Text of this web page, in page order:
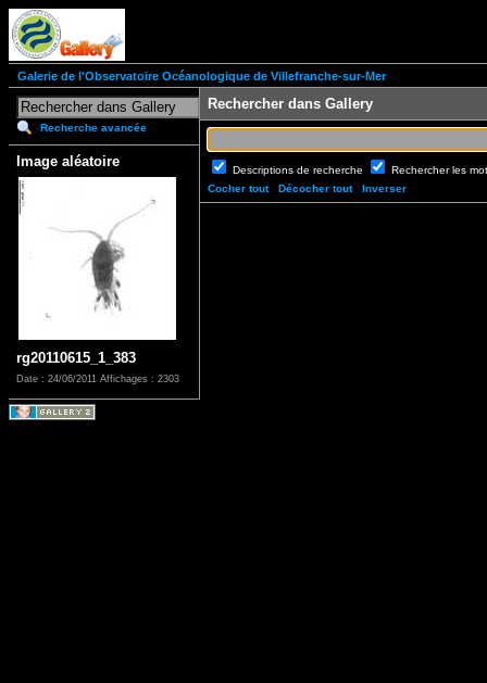
Galerie de l'Observatoire Océanologique de Villefranche-sur-Mer
Recherche avancée
Image aléatoire
rg20110615_1_383
Date : 24/06/2011 Affichages : 2303
Rechercher dans Gallery
Descriptions de recherche
Rechercher les
Cocher tout
Décocher tout Inverser